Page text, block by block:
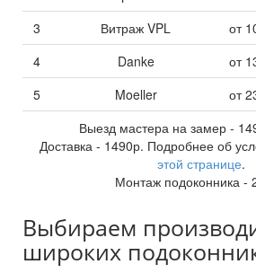
3
Витраж VPL от
4
Danke от
5
Moeller от
Выезд мастера на замер -
Доставка - 1490р. Подробнее об
этой странице.
Монтаж подоконника -
Выбираем
широких